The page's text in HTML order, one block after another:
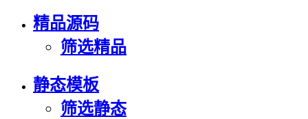
精品源码
筛选精品
静态模板
筛选静态